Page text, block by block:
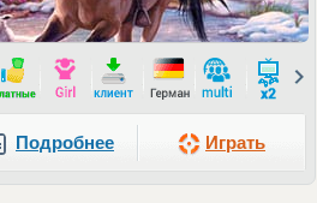
Prev
Подробнее Играть